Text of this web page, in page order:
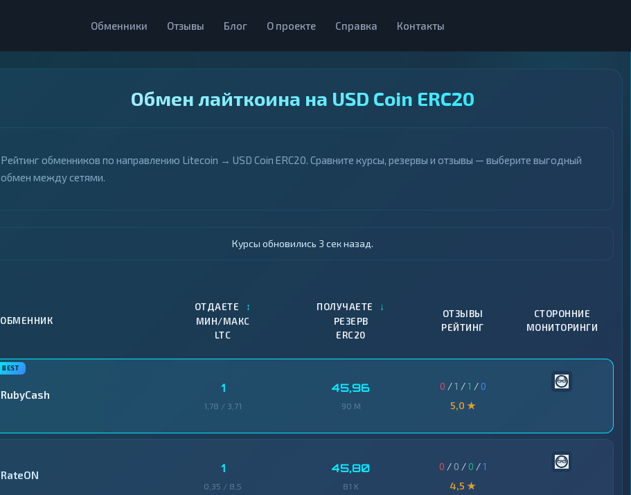
Обменники Отзывы Блог О проекте Справка Контакты
Обмен лайткоина на USD Coin ERC20
Рейтинг обменников по направлению Litecoin → USD Coin ERC20. Сравните курсы, резервы и отзывы — выберите выгодный
обмен между сетями.
Курсы обновились 4 сек назад.
ОБМЕННИК
ОТДАЕТЕ ↕
МИН/МАКС
LTC
ПОЛУЧАЕТЕ ↓
РЕЗЕРВ
ERC20
ОТЗЫВЫ
РЕЙТИНГ
СТОРОННИЕ
МОНИТОРИНГИ
RubyCash 1
1,78 / 3,71
45,96
90 M
0 /1 /1 /0
5,0 ★
RateON 1
0,35 / 8,5
45,80
81 K
0 / 0 / 0 /1
4,5 ★